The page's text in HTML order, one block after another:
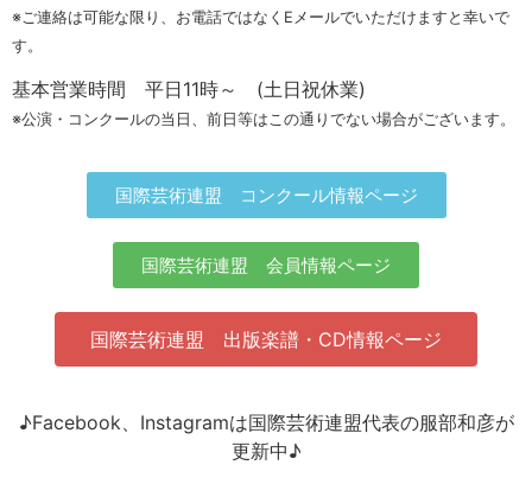
※ご連絡は可能な限り、お電話ではなくEメールでいただけますと幸いで
す。
基本営業時間 平日11時～ (土日祝休業)
※公演・コンクールの当日、前日等はこの通りでない場合がございます。
国際芸術連盟 コンクール情報ページ
国際芸術連盟 会員情報ページ
国際芸術連盟 出版楽譜・CD情報ページ
♪Facebook、Instagramは国際芸術連盟代表の服部和彦が
更新中♪